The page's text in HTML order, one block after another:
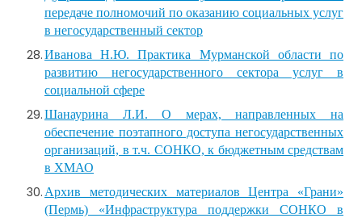
передаче полномочий по оказанию социальных услуг
в негосударственный сектор
Иванова Н.Ю. Практика Мурманской области по
развитию негосударственного сектора услуг в
социальной сфере
Шанаурина Л.И. О мерах, направленных на
обеспечение поэтапного доступа негосударственных
организаций, в т.ч. СОНКО, к бюджетным средствам
в ХМАО
Архив методических материалов Центра «Грани»
(Пермь) «Инфраструктура поддержки СОНКО в